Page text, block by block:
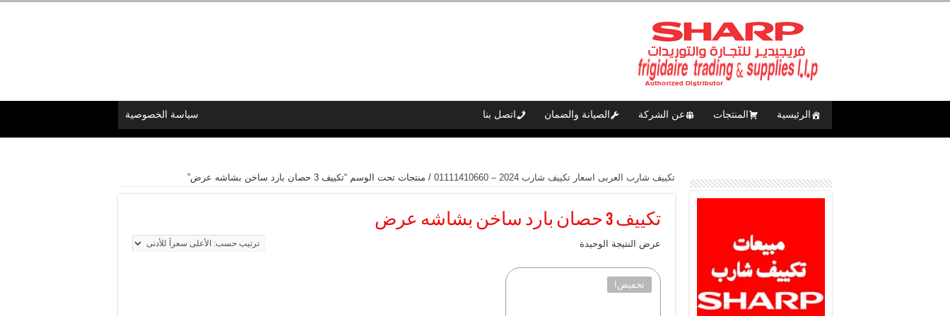
الرئيسية المنتجات عن الشركة الصيانة والضمان سياسة الخصوصية اتصل بنا
تكييف شارب العربى اسعار تكييف شارب 2024 – 01111410660 / منتجات تحت الوسم “تكييف 3 حصان بارد ساخن بشاشه عرض”
تكييف 3 حصان بارد ساخن بشاشه عرض
عرض النتيجة الوحيدة
تخفيض!